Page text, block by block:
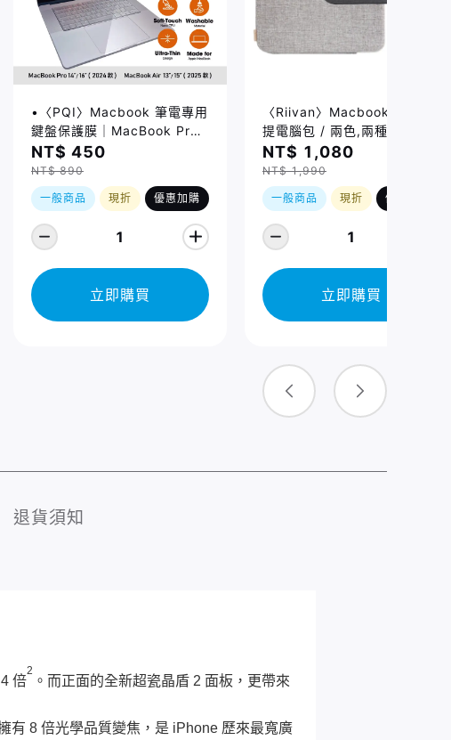
•〈PQI〉Macbook 筆電專用
鍵盤保護膜｜MacBook Pro
14/16吋 (2021-2026)、
MacBook Air 13/15吋
(2026) 適用
NT$ 450
NT$ 890
一般商品 現折 優惠加購
1
立即購買
〈Riivan〉Macbook 防震手
提電腦包 / 兩色,兩種規格
NT$ 1,080
NT$ 1,990
一般商品 現折 優惠加購
1
立即購買
退貨須知
倍
2
。而正面的全新超瓷晶盾 2 面板，更帶來
有 8 倍光學品質變焦，是 iPhone 歷來最寬廣